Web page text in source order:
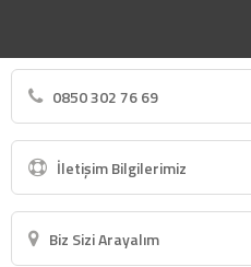
0850 302 76 69
İletişim Bilgilerimiz
Biz Sizi Arayalım